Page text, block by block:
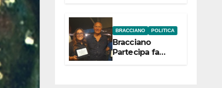
“Conservare la
memoria”
BRACCIANO POLITICA
Bracciano
Partecipa fa
centro con due